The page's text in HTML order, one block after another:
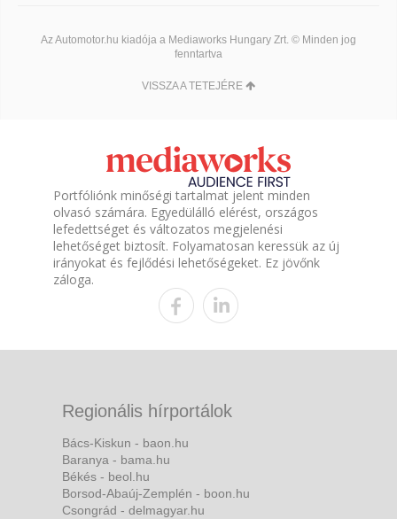
Az Automotor.hu kiadója a Mediaworks Hungary Zrt. © Minden jog
fenntartva
VISSZA A TETEJÉRE
Portfóliónk minőségi tartalmat jelent minden
olvasó számára. Egyedülálló elérést, országos
lefedettséget és változatos megjelenési
lehetőséget biztosít. Folyamatosan keressük az új
irányokat és fejlődési lehetőségeket. Ez jövőnk
záloga.
Regionális hírportálok
Bács-Kiskun - baon.hu
Baranya - bama.hu
Békés - beol.hu
Borsod-Abaúj-Zemplén - boon.hu
Csongrád - delmagyar.hu